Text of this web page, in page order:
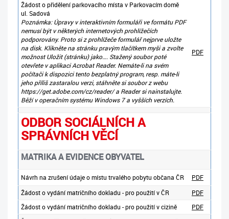
Žádost o přidělení parkovacího místa v Parkovacím domě
ul. Sadová
Poznámka:Úpravy v interaktivním formuláři ve formátu PDF
nemusí být v některých internetových prohlížečích
podporovány. Proto si z prohlížeče formulář nejprve uložte
na disk. Klikněte na stránku pravým tlačítkem myši a zvolte
možnost Uložit (stránku) jako…. Stažený soubor poté
otevřete v aplikaci Acrobat Reader. Nemáte-li na svém
počítači k dispozici tento bezplatný program, resp. máte-li
jeho příliš zastaralou verzi, stáhněte si soubor z webu
https://get.adobe.com/cz/reader/ a Reader si nainstalujte.
Běží v operačním systému Windows 7 a vyšších verzích.
PDF
ODBOR SOCIÁLNÍCH A
SPRÁVNÍCH VĚCÍ
MATRIKA A EVIDENCE OBYVATEL
Návrh na zrušení údaje o místu trvalého pobytu občana ČR
PDF
Žádost o vydání matričního dokladu - pro použití v ČR
PDF
Žádost o vydání matričního dokladu - pro použití v cizině
PDF